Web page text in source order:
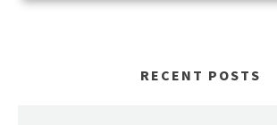
RECENT POSTS